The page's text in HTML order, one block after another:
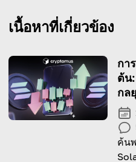
เนื้อหาที่เกี่ยวข้อง
กา
ต้น
กล
ค้น